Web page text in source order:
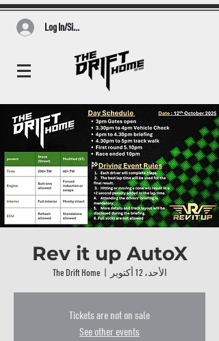
Log In/Sign Up
Rev it up AutoX
الأحد، 12 أكتوبر
  |
The Drift Home
Tickets are not on sale
See other events